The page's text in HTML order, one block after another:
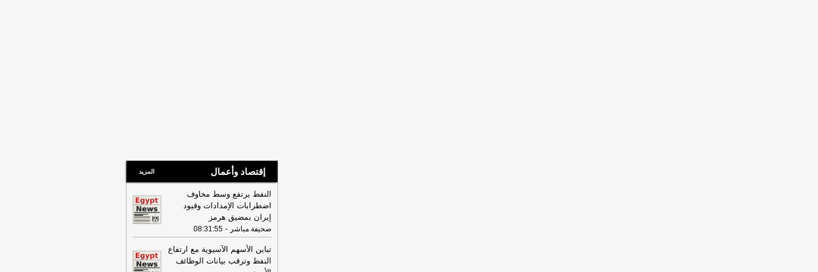
إقتصاد وأعمال المزيد
النفط يرتفع وسط مخاوف
اضطرابات الإمدادات وقيود
إيران بمضيق هرمز
صحيفة مباشر -
08:31:55
تباين الأسهم الآسيوية مع ارتفاع
النفط وترقب بيانات الوظائف